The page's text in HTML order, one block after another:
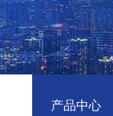
产品中心